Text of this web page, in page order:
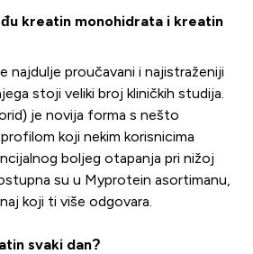
kreatin monohidrata i kreatin
najdulje proučavani i najistraženiji
stoji veliki broj kliničkih studija.
je novija forma s nešto
koji nekim korisnicima
boljeg otapanja pri nižoj
su u Myprotein asortimanu,
koji ti više odgovara.
svaki dan?